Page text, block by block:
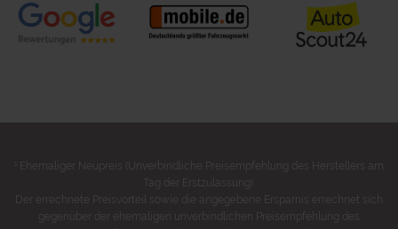
Ehemaliger Neupreis (Unverbindliche Preisempfehlung des Herstellers am
Tag der Erstzulassung).
Der errechnete Preisvorteil sowie die angegebene Ersparnis errechnet sich
gegenüber der ehemaligen unverbindlichen Preisempfehlung des